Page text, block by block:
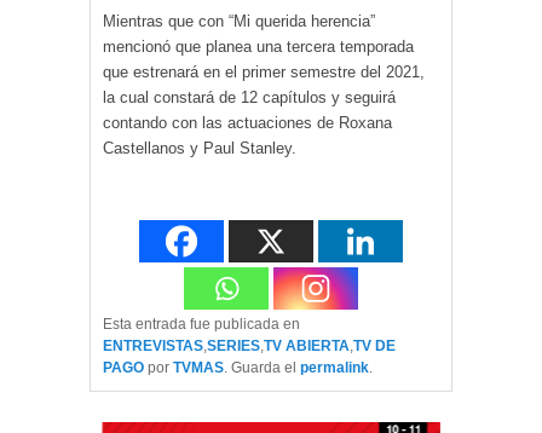
Mientras que con “Mi querida herencia”
mencionó que planea una tercera temporada
que estrenará en el primer semestre del 2021,
la cual constará de 12 capítulos y seguirá
contando con las actuaciones de Roxana
Castellanos y Paul Stanley.
Esta entrada fue publicada en
ENTREVISTAS,SERIES,TV ABIERTA,TV DE
PAGO por TVMAS. Guarda el permalink.